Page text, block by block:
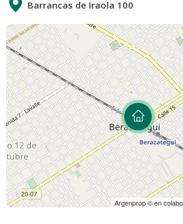
Barrancas de Iraola 100
Argenprop © en